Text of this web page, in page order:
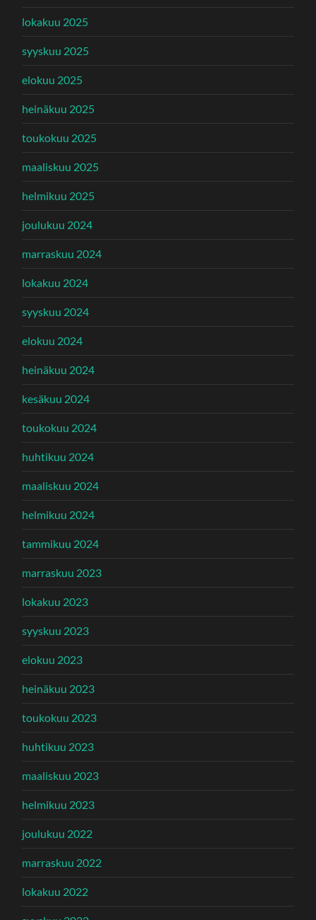
lokakuu 2025
syyskuu 2025
elokuu 2025
heinäkuu 2025
toukokuu 2025
maaliskuu 2025
helmikuu 2025
joulukuu 2024
marraskuu 2024
lokakuu 2024
syyskuu 2024
elokuu 2024
heinäkuu 2024
kesäkuu 2024
toukokuu 2024
huhtikuu 2024
maaliskuu 2024
helmikuu 2024
tammikuu 2024
marraskuu 2023
lokakuu 2023
syyskuu 2023
elokuu 2023
heinäkuu 2023
toukokuu 2023
huhtikuu 2023
maaliskuu 2023
helmikuu 2023
joulukuu 2022
marraskuu 2022
lokakuu 2022